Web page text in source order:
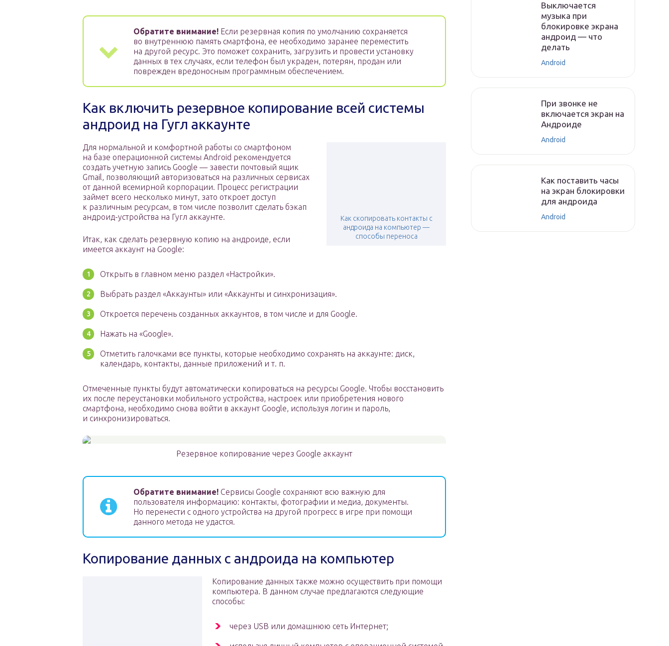
Обратите внимание! Если резервная копия по умолчанию сохраняется
во внутреннюю память смартфона, ее необходимо заранее переместить
на другой ресурс. Это поможет сохранить, загрузить и провести установку
данных в тех случаях, если телефон был украден, потерян, продан или
поврежден вредоносным программным обеспечением.
Как включить резервное копирование всей системы
андроид на Гугл аккаунте
Как скопировать контакты с
андроида на компьютер —
способы переноса
Для нормальной и комфортной работы со смартфоном
на базе операционной системы Android рекомендуется
создать учетную запись Google — завести почтовый ящик
Gmail, позволяющий авторизоваться на различных сервисах
от данной всемирной корпорации. Процесс регистрации
займет всего несколько минут, зато откроет доступ
к различным ресурсам, в том числе позволит сделать бэкап
андроид-устройства на Гугл аккаунте.
Итак, как сделать резервную копию на андроиде, если
имеется аккаунт на Google:
Открыть в главном меню раздел «Настройки».
Выбрать раздел «Аккаунты» или «Аккаунты и синхронизация».
Откроется перечень созданных аккаунтов, в том числе и для Google.
Нажать на «Google».
Отметить галочками все пункты, которые необходимо сохранять на аккаунте: диск,
календарь, контакты, данные приложений и т. п.
Отмеченные пункты будут автоматически копироваться на ресурсы Google. Чтобы восстановить
их после переустановки мобильного устройства, настроек или приобретения нового
смартфона, необходимо снова войти в аккаунт Google, используя логин и пароль,
и синхронизироваться.
Резервное копирование через Google аккаунт
Обратите внимание! Сервисы Google сохраняют всю важную для
пользователя информацию: контакты, фотографии и медиа, документы.
Но перенести с одного устройства на другой прогресс в игре при помощи
данного метода не удастся.
Копирование данных с андроида на компьютер
Копирование данных также можно осуществить при помощи
компьютера. В данном случае предлагаются следующие
способы:
через USB или домашнюю сеть Интернет;
Выключается
музыка при
блокировке экрана
андроид — что
делать
Android
При звонке не
включается экран на
Андроиде
Android
Как поставить часы
на экран блокировки
для андроида
Android